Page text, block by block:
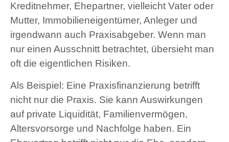
Kreditnehmer, Ehepartner, vielleicht Vater oder
Mutter, Immobilieneigentümer, Anleger und
irgendwann auch Praxisabgeber. Wenn man
nur einen Ausschnitt betrachtet, übersieht man
oft die eigentlichen Risiken.
Als Beispiel: Eine Praxisfinanzierung betrifft
nicht nur die Praxis. Sie kann Auswirkungen
auf private Liquidität, Familienvermögen,
Altersvorsorge und Nachfolge haben. Ein